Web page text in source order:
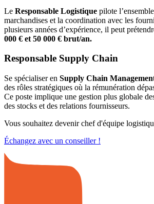
Le Responsable Logistique pilote
marchandises et la coordination avec les
plusieurs années d’expérience, il peut
000 € et 50 000 € brut/an.
Responsable Supply Chain
Se spécialiser en Supply Chain
des rôles stratégiques où la rémunération
Ce poste implique une gestion plus globale
des stocks et des relations fournisseurs.
Vous souhaitez devenir chef d'équipe
Échangez avec un conseiller !